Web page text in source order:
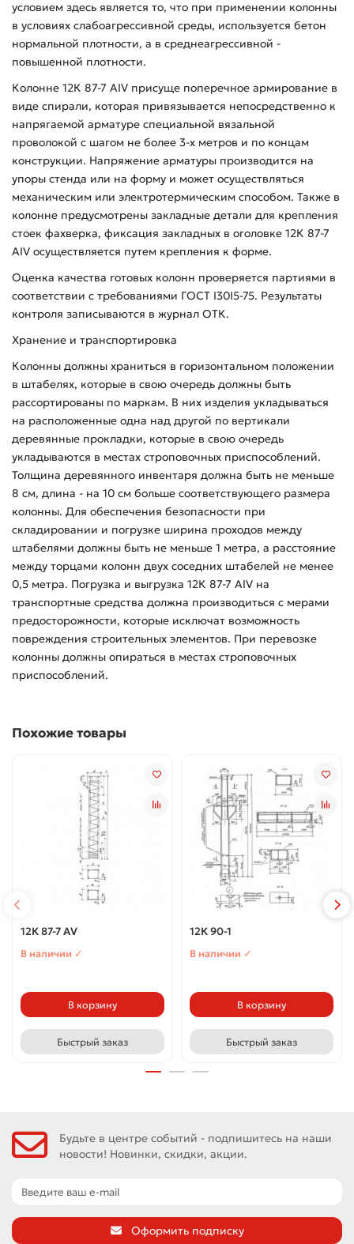
условием здесь является то, что при применении колонны
в условиях слабоагрессивной среды, используется бетон
нормальной плотности, а в среднеагрессивной -
повышенной плотности.
Колонне 12К 87-7 АIV присуще поперечное армирование в
виде спирали, которая привязывается непосредственно к
напрягаемой арматуре специальной вязальной
проволокой с шагом не более 3-х метров и по концам
конструкции. Напряжение арматуры производится на
упоры стенда или на форму и может осуществляться
механическим или электротермическим способом. Также в
колонне предусмотрены закладные детали для крепления
стоек фахверка, фиксация закладных в оголовке 12К 87-7
АIV осуществляется путем крепления к форме.
Оценка качества готовых колонн проверяется партиями в
соответствии с требованиями ГОСТ I30I5-75. Результаты
контроля записываются в журнал ОТК.
Хранение и транспортировка
Колонны должны храниться в горизонтальном положении
в штабелях, которые в свою очередь должны быть
рассортированы по маркам. В них изделия укладываться
на расположенные одна над другой по вертикали
деревянные прокладки, которые в свою очередь
укладываются в местах строповочных приспособлений.
Толщина деревянного инвентаря должна быть не меньше
8 см, длина - на 10 см больше соответствующего размера
колонны. Для обеспечения безопасности при
складировании и погрузке ширина проходов между
штабелями должны быть не меньше 1 метра, а расстояние
между торцами колонн двух соседних штабелей не менее
0,5 метра. Погрузка и выгрузка 12К 87-7 АIV на
транспортные средства должна производиться с мерами
предосторожности, которые исключат возможность
повреждения строительных элементов. При перевозке
колонны должны опираться в местах строповочных
приспособлений.
Похожие товары
12К 87-7 АV
В наличии ✓
В корзину
Быстрый заказ
12К 90-1
В наличии ✓
В корзину
Быстрый заказ
Будьте в центре событий - подпишитесь на наши
новости! Новинки, скидки, акции.
Оформить подписку